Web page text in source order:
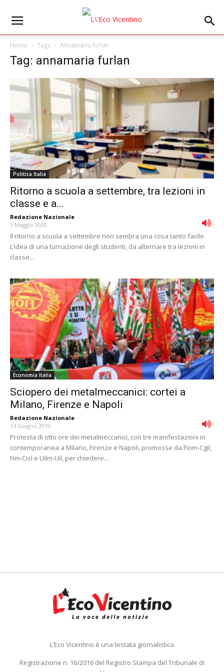
Home Tags Annamaria furlan
Tag: annamaria furlan
Politica Italia
Ritorno a scuola a settembre, tra lezioni in
classe e a...
Redazione Nazionale -
3 Maggio 2020
Il ritorno a scuola a settembre non sembra una cosa tanto facile.
L’idea di una turnazione degli studenti, da alternare tra lezioni in
classe...
Economia Italia
Sciopero dei metalmeccanici: cortei a
Milano, Firenze e Napoli
Redazione Nazionale -
14 Giugno 2019
Protesta di otto ore dei metalmeccanici, con tre manifestazioni in
contemporanea a Milano, Firenze e Napoli, promosse da Fiom-Cgil,
Fim-Cisl e Uilm-Uil, per chiedere...
L’Eco Vicentino è una testata giornalistica
Registrazione n. 16/2016 del Registro Stampa del Tribunale di